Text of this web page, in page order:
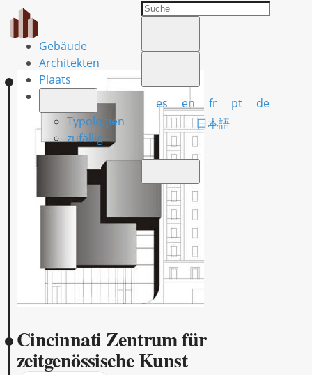
Gebäude
Architekten
Plaats
Typologien
zufällig
es en fr pt
de
日本語
Cincinnati Zentrum für
zeitgenössische Kunst